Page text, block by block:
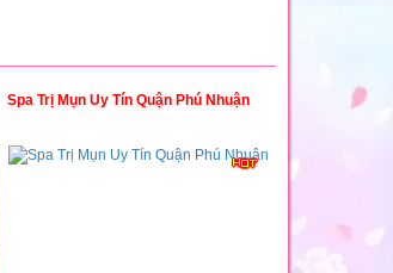
Spa Trị Mụn Uy Tín Quận Phú Nhuận